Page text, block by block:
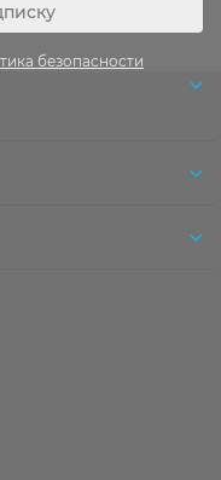
безопасности